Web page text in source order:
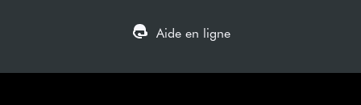
Aide en ligne